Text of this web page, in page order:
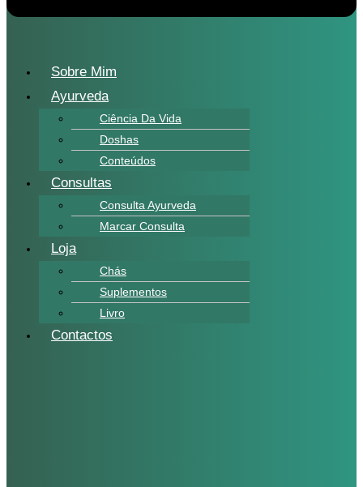
Sobre Mim
Ayurveda
Ciência Da Vida
Doshas
Conteúdos
Consultas
Consulta Ayurveda
Marcar Consulta
Loja
Chás
Suplementos
Livro
Contactos